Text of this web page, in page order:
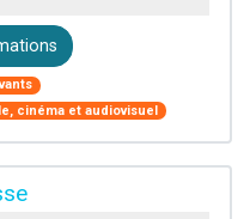
cinéma et audiovisuel